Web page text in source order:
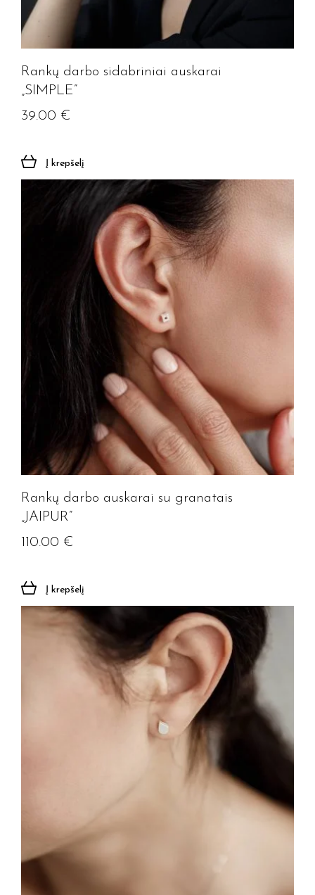
Rankų darbo sidabriniai auskarai
„SIMPLE”
39.00 €
Į krepšelį
Rankų darbo auskarai su granatais
„JAIPUR”
110.00 €
Į krepšelį
Jūsų el. paštas